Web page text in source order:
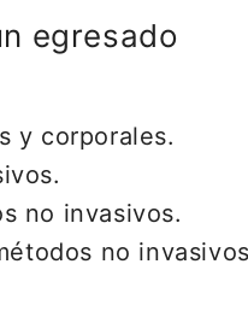
egresado
y corporales.
no invasivos.
no